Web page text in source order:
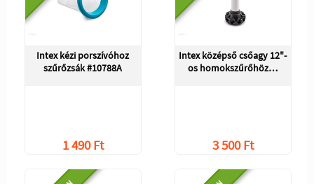
Intex kézi porszívóhoz
szűrőzsák #10788A
1 490 Ft
Intex középső csőagy 12"-
os homokszűrőhöz…
3 500 Ft